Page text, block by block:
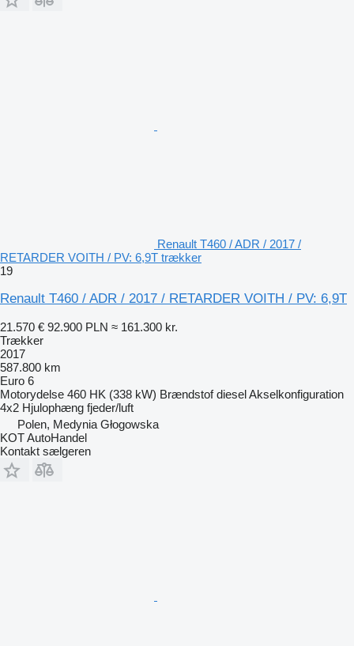
Renault T460 / ADR / 2017 /
RETARDER VOITH / PV: 6,9T trækker
19
Renault T460 / ADR / 2017 / RETARDER VOITH / PV: 6,9T
21.570 € 92.900 PLN ≈ 161.300 kr.
Trækker
2017
587.800 km
Euro 6
Motorydelse 460 HK (338 kW) Brændstof dieselAkselkonfiguration
4x2 Hjulophæng fjeder/luft
Polen, Medynia Głogowska
KOT AutoHandel
Kontakt sælgeren